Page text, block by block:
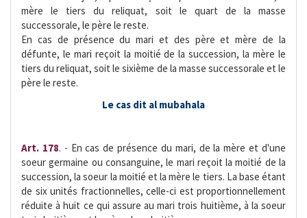
mère le tiers du reliquat, soit le quart de la masse
successorale, le père le reste.
En cas de présence du mari et des père et mère de la
défunte, le mari reçoit la moitié de la succession, la mère le
tiers du reliquat, soit le sixième de la masse successorale et le
père le reste.
Le cas dit al mubahala
Art. 178. - En cas de présence du mari, de la mère et d'une
soeur germaine ou consanguine, le mari reçoit la moitié de la
succession, la soeur la moitié et la mère le tiers. La base étant
de six unités fractionnelles, celle-ci est proportionnellement
réduite à huit ce qui assure au mari trois huitième, à la soeur